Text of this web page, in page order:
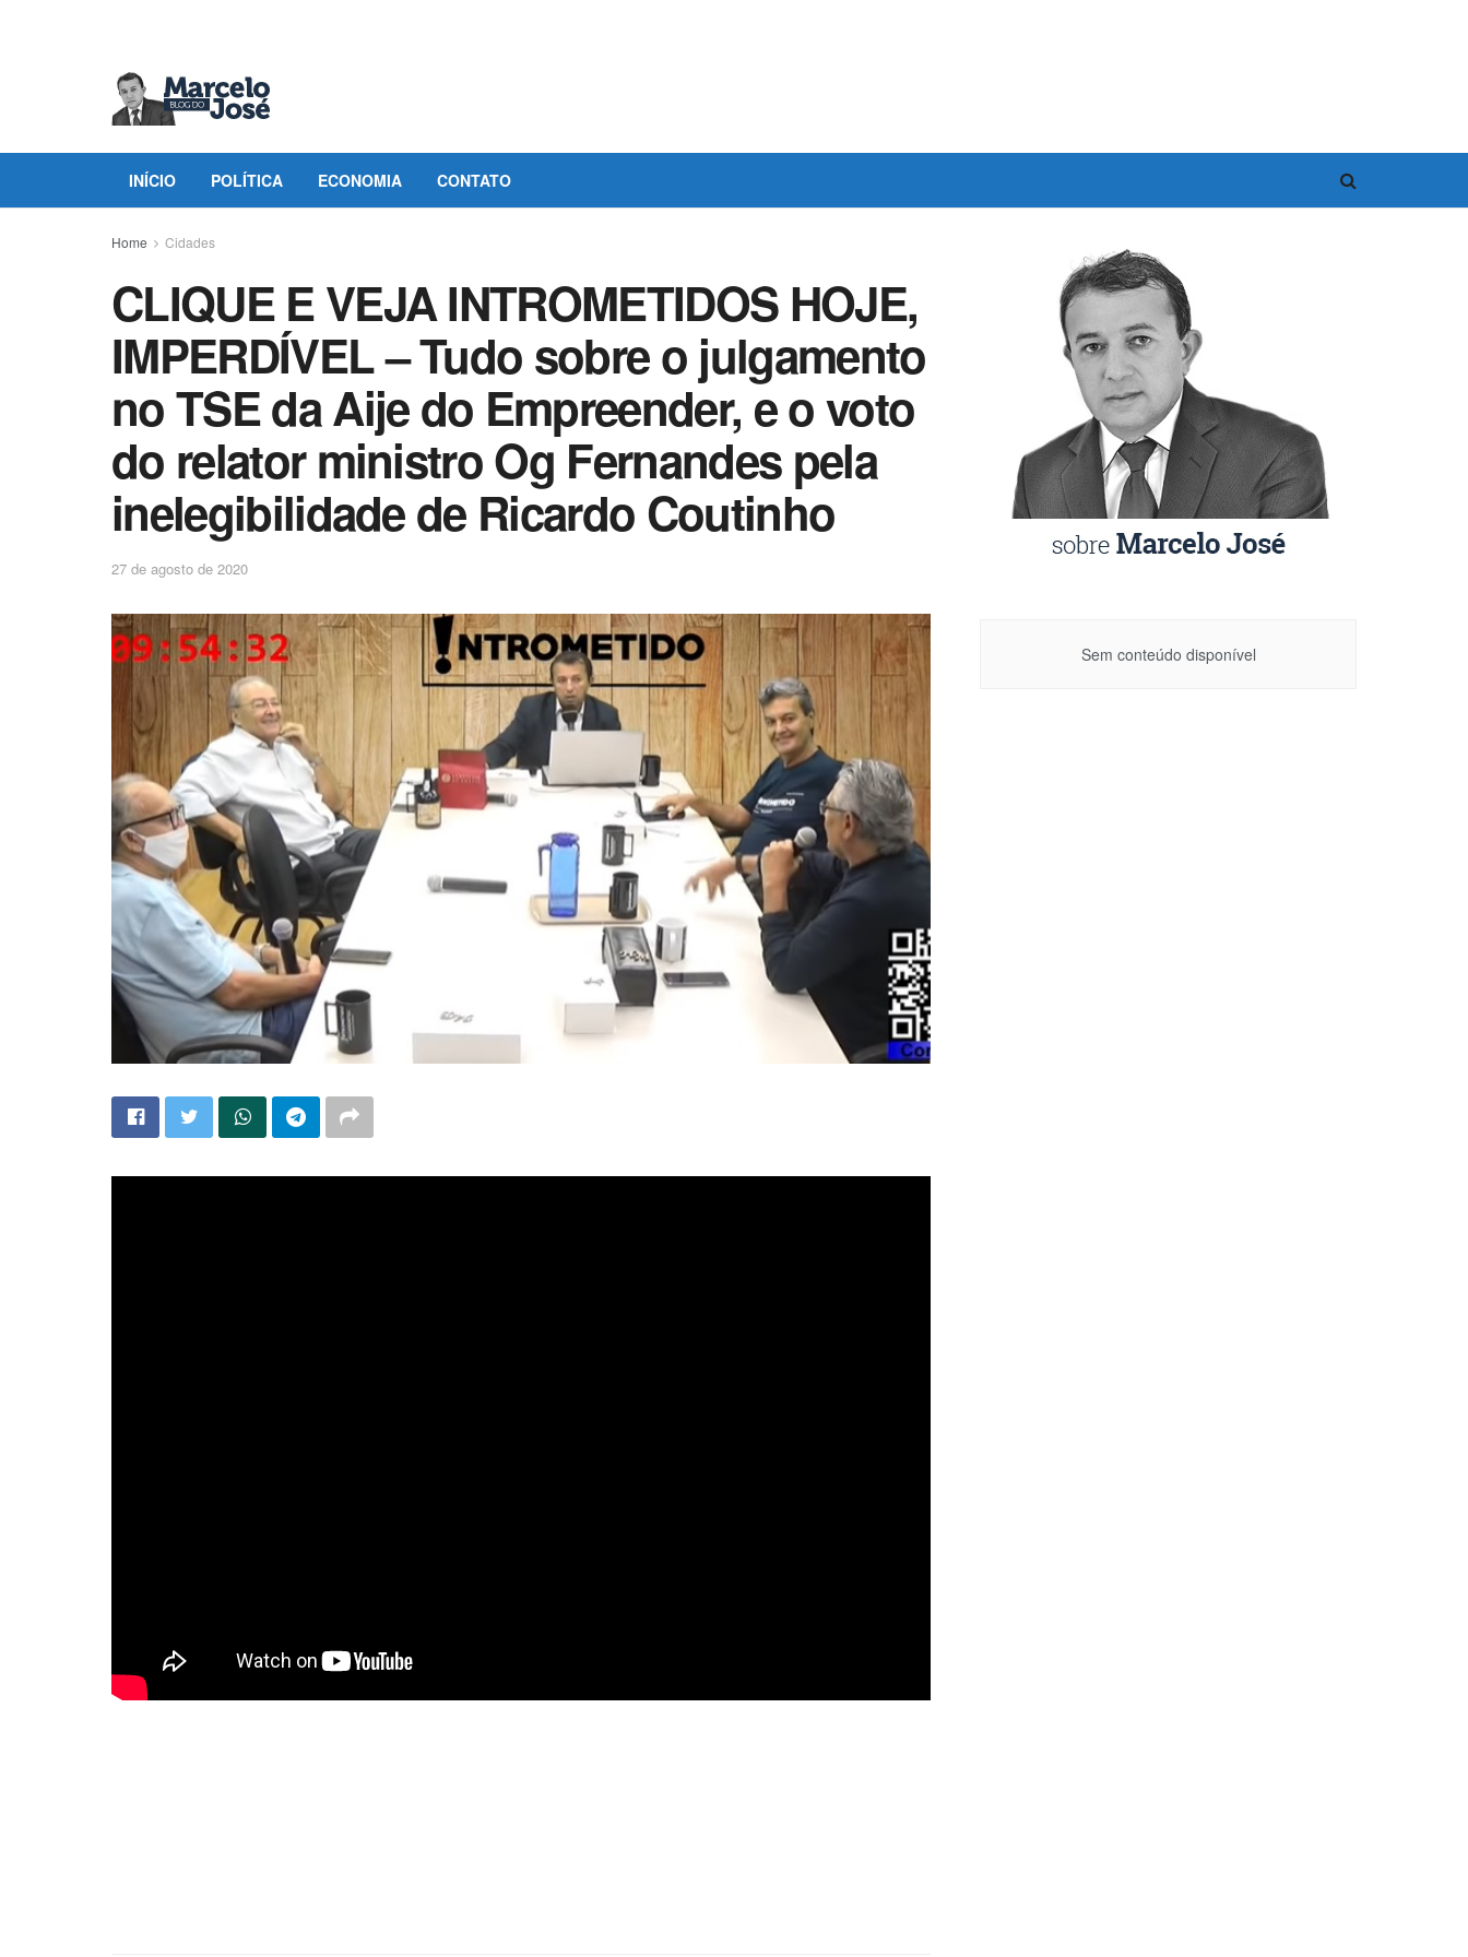
INÍCIO POLÍTICA ECONOMIA CONTATO
Home Cidades
CLIQUE E VEJA INTROMETIDOS HOJE,
IMPERDÍVEL – Tudo sobre o julgamento
no TSE da Aije do Empreender, e o voto
do relator ministro Og Fernandes pela
inelegibilidade de Ricardo Coutinho
27 de agosto de 2020
Sem conteúdo disponível